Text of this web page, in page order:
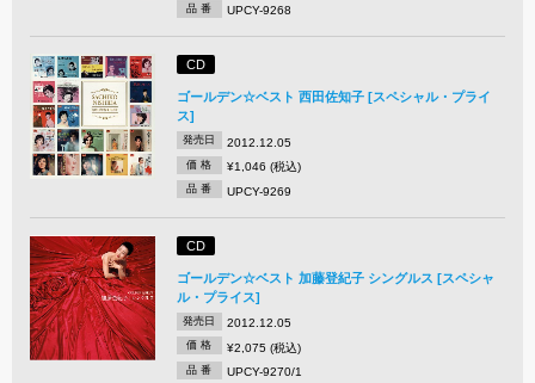
品 番 UPCY-9268
CD
ゴールデン☆ベスト 西田佐知子 [スペシャル・プライ
ス]
発売日 2012.12.05
価 格 ¥1,046 (税込)
品 番 UPCY-9269
CD
ゴールデン☆ベスト 加藤登紀子 シングルス [スペシャ
ル・プライス]
発売日 2012.12.05
価 格 ¥2,075 (税込)
品 番 UPCY-9270/1